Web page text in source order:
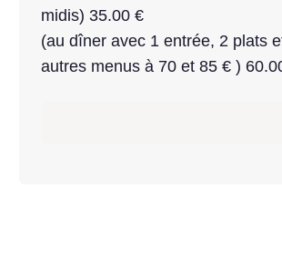
midis) 35.00 €
(au dîner avec 1 entrée, 2 plats
autres menus à 70 et 85 € )